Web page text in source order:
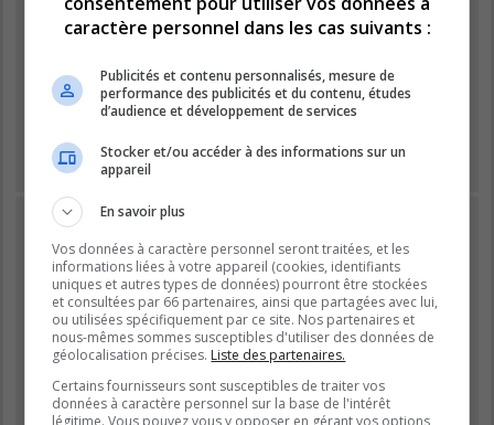
Mot de passe :
Se souvenir de moi
Masquer ma présence lors de cette session
INSCRIPTION
Vous devez être inscrit avant de pouvoir vous connecter.
L’inscription est rapide et vous offre de nombreux avantages.
Les administrateurs du forum peuvent accorder des
fonctionnalités supplémentaires aux utilisateurs inscrits. Avant
de vous inscrire, assurez-vous d’avoir pris connaissance de
nos conditions d’utilisation et de notre politique de
confidentialité. Veuillez également prendre le temps de
consulter attentivement toutes les règles du forum lors de votre
caractère personnel dans les cas suivants :
Publicités et contenu personnalisés, mesure de
performance des publicités et du contenu, études
d’audience et développement de services
Stocker et/ou accéder à des informations sur un
appareil
En savoir plus
Vos données à caractère personnel seront traitées, et les
informations liées à votre appareil (cookies, identifiants
uniques et autres types de données) pourront être stockées
et consultées par 66 partenaires, ainsi que partagées avec lui,
ou utilisées spécifiquement par ce site. Nos partenaires et
nous-mêmes sommes susceptibles d'utiliser des données de
géolocalisation précises. Liste des partenaires.
Certains fournisseurs sont susceptibles de traiter vos
données à caractère personnel sur la base de l'intérêt
légitime. Vous pouvez vous y opposer en gérant vos options